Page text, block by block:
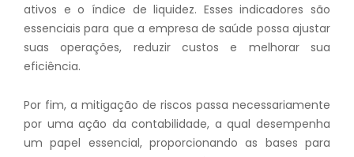
ativos e o índice de liquidez. Esses indicadores são
essenciais para que a empresa de saúde possa ajustar
suas operações, reduzir custos e melhorar sua
eficiência.
Por fim, a mitigação de riscos passa necessariamente
por uma ação da contabilidade, a qual desempenha
um papel essencial, proporcionando as bases para